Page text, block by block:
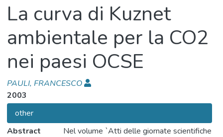
Events
Projects
People
Statistics
La curva di Kuznet
ambientale per la CO2
nei paesi OCSE
PAULI, FRANCESCO
2003
other
Abstract
Nel volume `Atti delle giornate scientifiche